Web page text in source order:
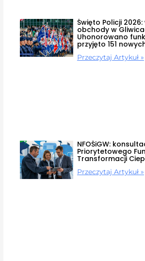
Święto Policji
obchody w
Uhonorowano
przyjęto 151
Przeczytaj Artykuł »
NFOŚiGW:
Priorytetowego
Transformacji
Przeczytaj Artykuł »